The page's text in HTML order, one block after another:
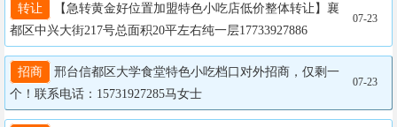
转让
【急转黄金好位置加盟特色小吃店低价整体转让】襄
都区中兴大街217号总面积20平左右纯一层17733927886
07-23
招商
邢台信都区大学食堂特色小吃档口对外招商，仅剩一
个！联系电话：15731927285马女士
07-23